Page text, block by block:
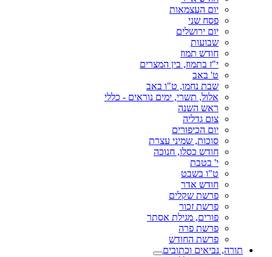
יום העצמאות
פסח שני
יום ירושלים
שבועות
חודש תמוז
י"ז בתמוז, בין המצרים
ט' באב
שבת נחמו, ט"ו באב
אלול, תשרי, ימים נוראים - כללי
ראש השנה
צום גדליה
יום הכיפורים
סוכות, שמיני עצרת
חודש כסלו, חנוכה
י' בטבת
ט"ו בשבט
חודש אדר
פרשת שקלים
פרשת זכור
פורים, מגילת אסתר
פרשת פרה
פרשת החודש
תורה, נביאים וכתובים